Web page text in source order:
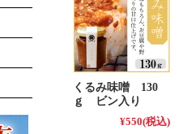
くるみ味噌 130
ｇ ビン入り
¥550(税込)